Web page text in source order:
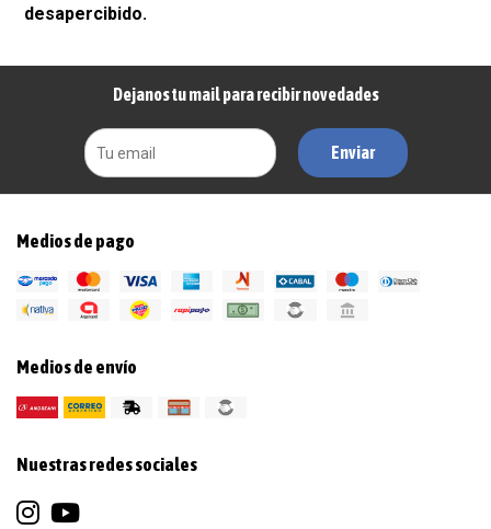
desapercibido.
Dejanos tu mail para recibir novedades
Enviar
Medios de pago
Medios de envío
Nuestras redes sociales